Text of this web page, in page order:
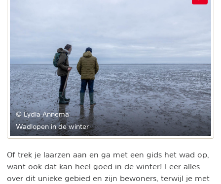
© Lydia Annema
Wadlopen in de winter
Of trek je laarzen aan en ga met een gids het wad op,
want ook dat kan heel goed in de winter! Leer alles
over dit unieke gebied en zijn bewoners, terwijl je met